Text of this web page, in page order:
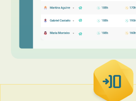
transition_push